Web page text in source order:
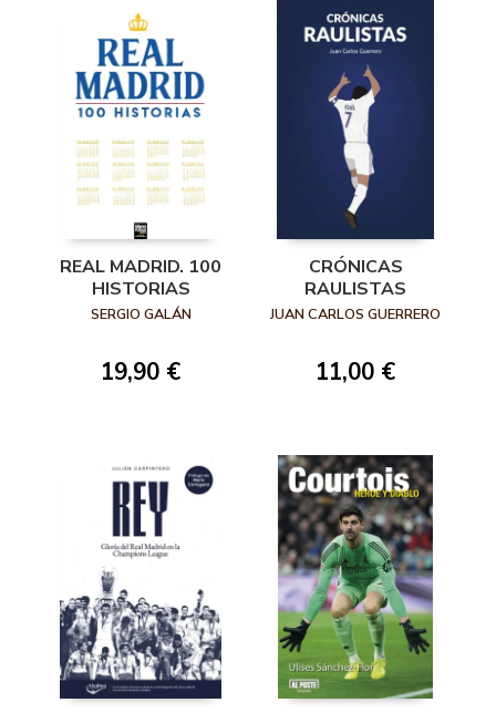
REAL MADRID. 100
HISTORIAS
SERGIO GALÁN
19,90 €
CRÓNICAS
RAULISTAS
JUAN CARLOS GUERRERO
11,00 €